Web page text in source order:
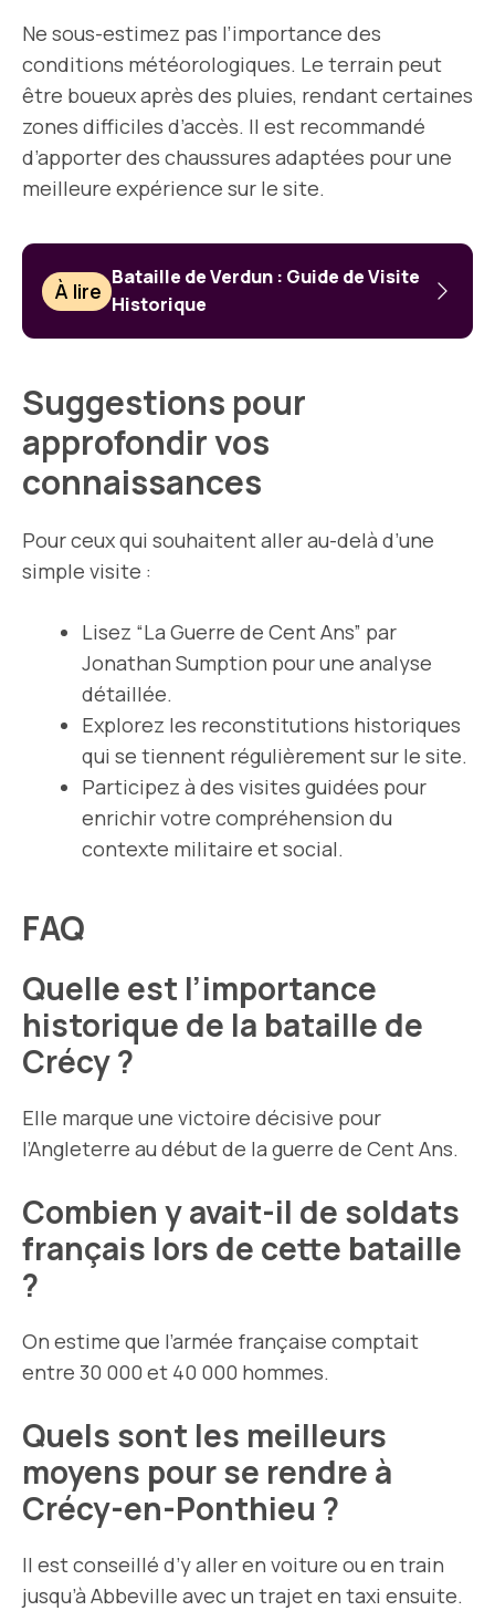
Ne sous-estimez pas l’importance des
conditions météorologiques. Le terrain peut
être boueux après des pluies, rendant certaines
zones difficiles d’accès. Il est recommandé
d’apporter des chaussures adaptées pour une
meilleure expérience sur le site.
À lire
Bataille de Verdun : Guide de Visite
Historique
Suggestions pour
approfondir vos
connaissances
Pour ceux qui souhaitent aller au-delà d’une
simple visite :
Lisez “La Guerre de Cent Ans” par
Jonathan Sumption pour une analyse
détaillée.
Explorez les reconstitutions historiques
qui se tiennent régulièrement sur le site.
Participez à des visites guidées pour
enrichir votre compréhension du
contexte militaire et social.
FAQ
Quelle est l’importance
historique de la bataille de
Crécy ?
Elle marque une victoire décisive pour
l’Angleterre au début de la guerre de Cent Ans.
Combien y avait-il de soldats
français lors de cette bataille
?
On estime que l’armée française comptait
entre 30 000 et 40 000 hommes.
Quels sont les meilleurs
moyens pour se rendre à
Crécy-en-Ponthieu ?
Il est conseillé d’y aller en voiture ou en train
jusqu’à Abbeville avec un trajet en taxi ensuite.